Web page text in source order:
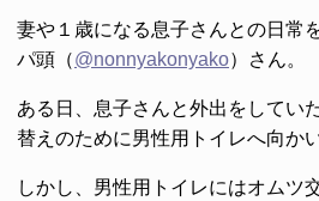
妻や１歳になる息子さんとの日常
パ頭（@nonnyakonyako）さん。
ある日、息子さんと外出をしてい
替えのために男性用トイレへ向か
しかし、男性用トイレにはオムツ